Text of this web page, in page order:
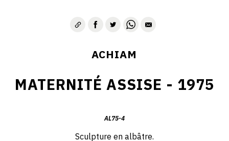
ACHIAM
MATERNITÉ ASSISE - 1975
AL75-4
Sculpture en albâtre.